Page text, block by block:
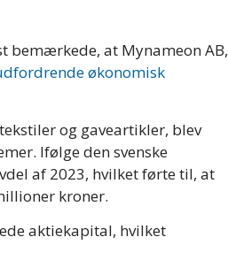
bemærkede, at Mynameon AB,
økonomisk
og gaveartikler, blev
Ifølge den svenske
af 2023, hvilket førte til, at
kroner.
aktiekapital, hvilket